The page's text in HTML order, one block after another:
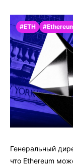
#ETH
Генеральный
что Ethereum